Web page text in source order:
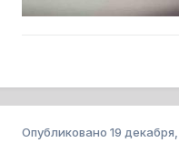
Опубликовано 19